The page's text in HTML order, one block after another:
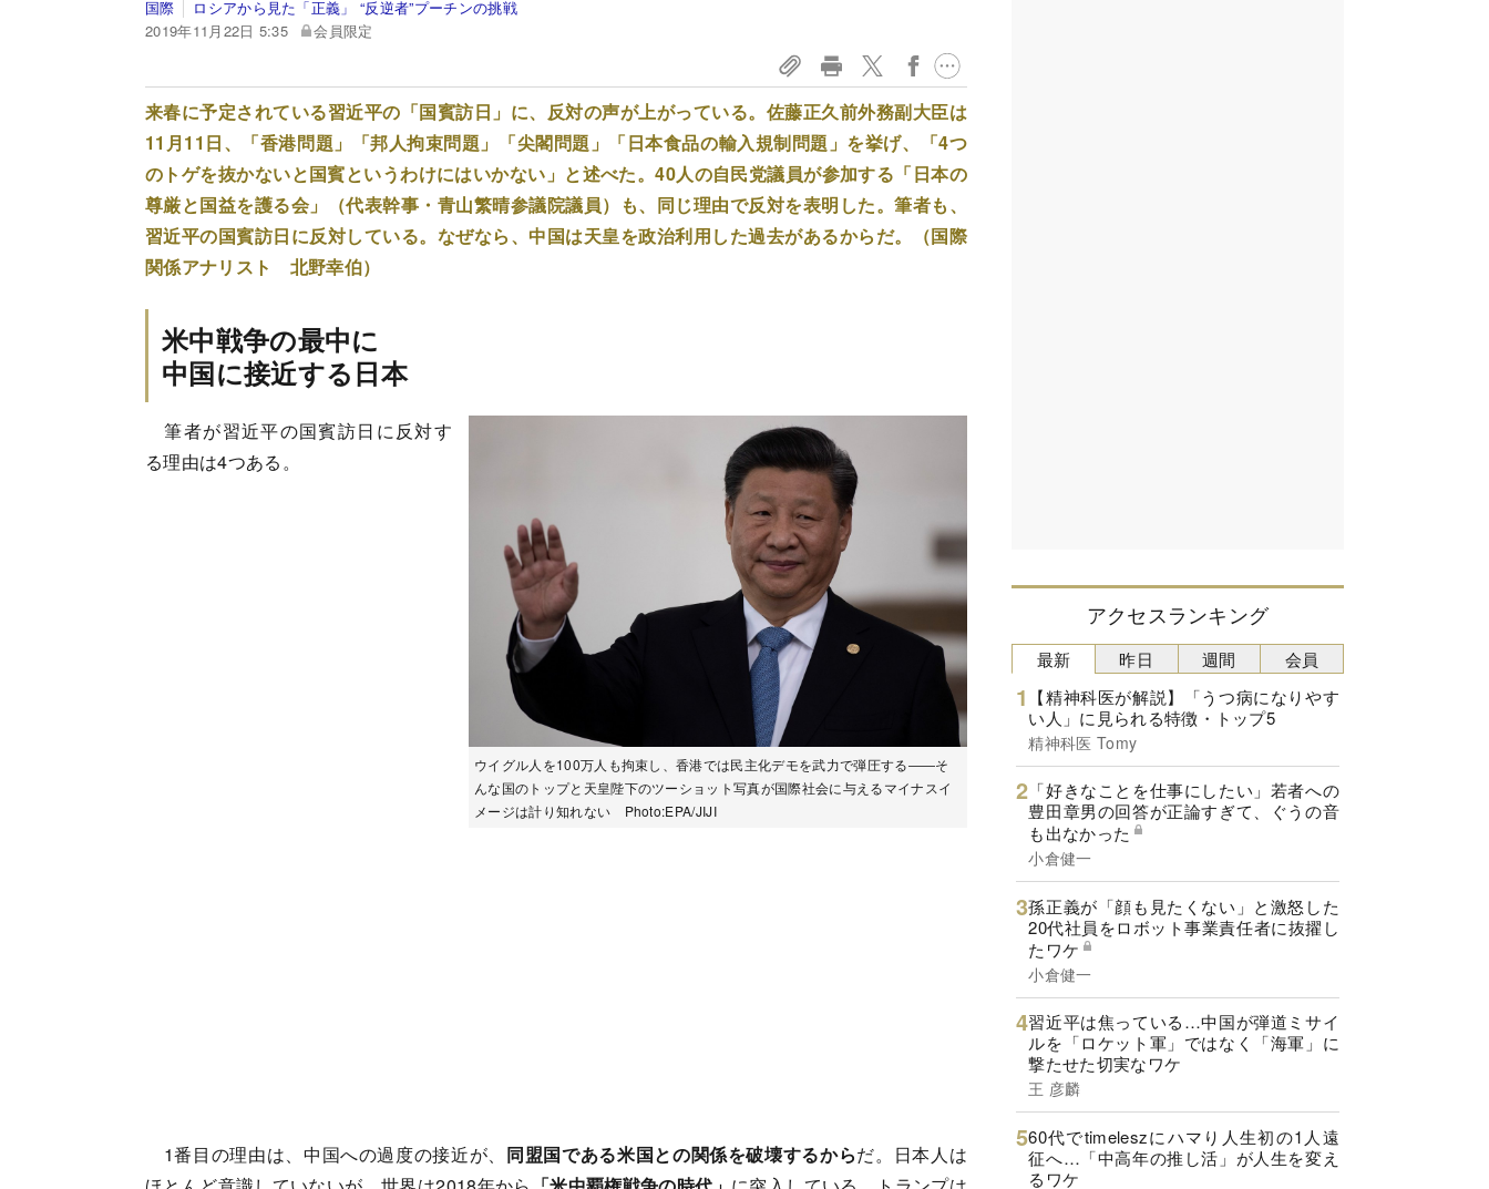
国際
ロシアから見た「正義」 “反逆者”プーチンの挑戦
2019年11月22日 5:35
会員限定
来春に予定されている習近平の「国賓訪日」に、反対の声が上がっている。佐藤正久前外務副大臣は
11月11日、「香港問題」「邦人拘束問題」「尖閣問題」「日本食品の輸入規制問題」を挙げ、「4つ
のトゲを抜かないと国賓というわけにはいかない」と述べた。40人の自民党議員が参加する「日本の
尊厳と国益を護る会」（代表幹事・青山繁晴参議院議員）も、同じ理由で反対を表明した。筆者も、
習近平の国賓訪日に反対している。なぜなら、中国は天皇を政治利用した過去があるからだ。（国際
関係アナリスト 北野幸伯）
米中戦争の最中に
中国に接近する日本
ウイグル人を100万人も拘束し、香港では民主化デモを武力で弾圧する――そ
んな国のトップと天皇陛下のツーショット写真が国際社会に与えるマイナスイ
メージは計り知れない Photo:EPA/JIJI
筆者が習近平の国賓訪日に反対す
る理由は4つある。
1番目の理由は、中国への過度の接近が、 同盟国である米国との関係を破壊するからだ。日本人は
アクセスランキング
最新
【精神科医が解説】「うつ病になりやす
い人」に見られる特徴・トップ5
精神科医 Tomy
「好きなことを仕事にしたい」若者への
豊田章男の回答が正論すぎて、ぐうの音
も出なかった
小倉健一
孫正義が「顔も見たくない」と激怒した
20代社員をロボット事業責任者に抜擢し
たワケ
小倉健一
習近平は焦っている…中国が弾道ミサイ
ルを「ロケット軍」ではなく「海軍」に
撃たせた切実なワケ
王 彦麟
60代でtimeleszにハマり人生初の1人遠
征へ…「中高年の推し活」が人生を変え
るワケ
昨日 週間 会員